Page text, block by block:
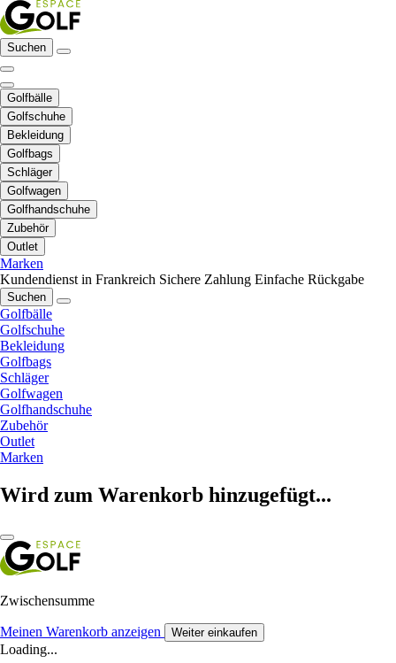
Suchen
Golfbälle
Golfschuhe
Bekleidung
Golfbags
Schläger
Golfwagen
Golfhandschuhe
Zubehör
Outlet
Marken
Kundendienst in Frankreich Sichere Zahlung Einfache Rückgabe
Suchen
Golfbälle
Golfschuhe
Bekleidung
Golfbags
Schläger
Golfwagen
Golfhandschuhe
Zubehör
Outlet
Marken
Wird zum Warenkorb hinzugefügt...
Zwischensumme
Meinen Warenkorb anzeigen Weiter einkaufen
Loading...